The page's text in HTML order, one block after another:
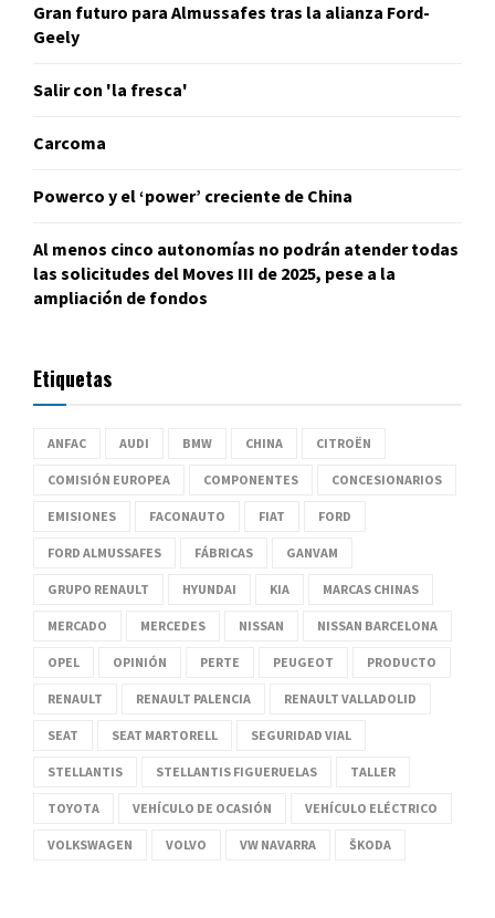
Gran futuro para Almussafes tras la alianza Ford-
Geely
Salir con 'la fresca'
Carcoma
Powerco y el ‘power’ creciente de China
Al menos cinco autonomías no podrán atender todas
las solicitudes del Moves III de 2025, pese a la
ampliación de fondos
Etiquetas
ANFAC AUDI BMW CHINA CITROËN
COMISIÓN EUROPEA COMPONENTES CONCESIONARIOS
EMISIONES FACONAUTO FIAT FORD
FORD ALMUSSAFES FÁBRICAS GANVAM
GRUPO RENAULT HYUNDAI KIA MARCAS CHINAS
MERCADO MERCEDES NISSAN NISSAN BARCELONA
OPEL OPINIÓN PERTE PEUGEOT PRODUCTO
RENAULT RENAULT PALENCIA RENAULT VALLADOLID
SEAT SEAT MARTORELL SEGURIDAD VIAL
STELLANTIS STELLANTIS FIGUERUELAS TALLER
TOYOTA VEHÍCULO DE OCASIÓN VEHÍCULO ELÉCTRICO
VOLKSWAGEN VOLVO VW NAVARRA ŠKODA